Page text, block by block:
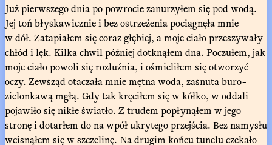
Już pierwszego dnia po powrocie zanurzyłem się pod wodą.
Jej toń błyskawicznie i bez ostrzeżenia pociągnęła mnie
w dół. Zatapiałem się coraz głębiej, a moje ciało przeszywały
chłód i lęk. Kilka chwil później dotknąłem dna. Poczułem, jak
moje ciało powoli się rozluźnia, i ośmieliłem się otworzyć
oczy. Zewsząd otaczała mnie mętna woda, zasnuta buro-
zielonkawą mgłą. Gdy tak kręciłem się w kółko, w oddali
pojawiło się nikłe światło. Z trudem popłynąłem w jego
stronę i dotarłem do na wpół ukrytego przejścia. Bez namysłu
wcisnąłem się w szczelinę. Na drugim końcu tunelu czekało